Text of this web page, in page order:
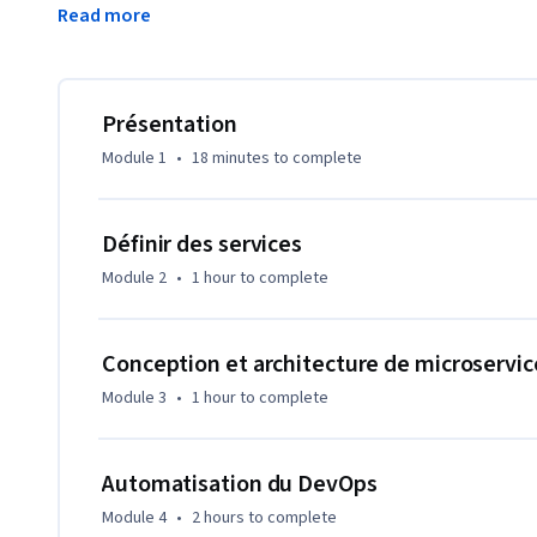
de présentations, d'activités de conception et d'ateliers
Read more
Présentation
Module 1 • 18 minutes to complete
Définir des services
Module 2 • 1 hourto complete
Conception et architecture de
Module 3 • 1 hourto complete
Automatisation du DevOps
Module 4 • 2 hours to complete